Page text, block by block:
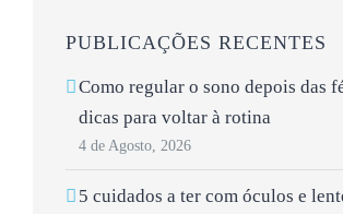
PUBLICAÇÕES RECENTES
Como regular o sono depois das
dicas para voltar à rotina
4 de Agosto, 2026
5 cuidados a ter com óculos e